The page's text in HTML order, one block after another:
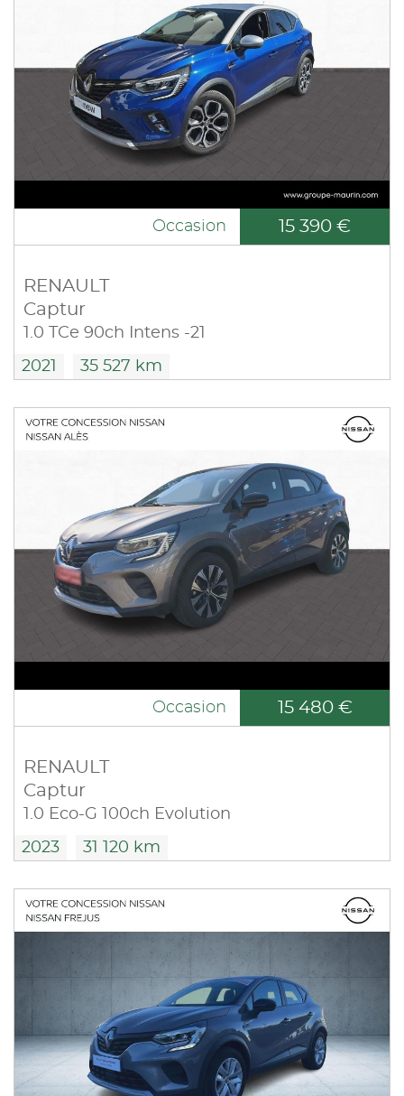
Occasion 15 390 €
RENAULT
Captur
1.0 TCe 90ch Intens -21
2021 35 527 km
Occasion 15 480 €
RENAULT
Captur
1.0 Eco-G 100ch Evolution
2023 31 120 km